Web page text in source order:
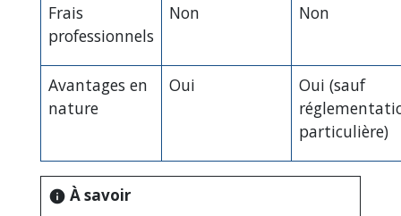
Frais
professionnels
Non Non
Avantages en
nature
Oui
Oui (sauf
particulière)
info À savoir